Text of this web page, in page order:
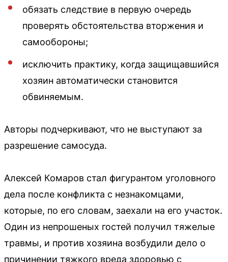
обязать следствие в первую очередь
проверять обстоятельства вторжения и
самообороны;
исключить практику, когда защищавшийся
хозяин автоматически становится
обвиняемым.
Авторы подчеркивают, что не выступают за
разрешение самосуда.
Алексей Комаров стал фигурантом уголовного
дела после конфликта с незнакомцами,
которые, по его словам, заехали на его участок.
Один из непрошеных гостей получил тяжелые
травмы, и против хозяина возбудили дело о
причинении тяжкого вреда здоровью с